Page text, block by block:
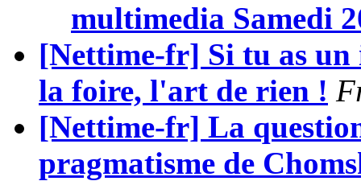
multimedia Samedi
[Nettime-fr] Si tu as un
la foire, l'art de rien !
[Nettime-fr] La
pragmatisme de